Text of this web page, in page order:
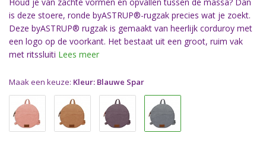
is deze stoere, ronde byASTRUP®-rugzak precies wat je zoekt.
Deze byASTRUP® rugzak is gemaakt van heerlijk corduroy met
een logo op de voorkant. Het bestaat uit een groot, ruim vak
met ritssluiti Lees meer
Maak een keuze: Kleur: Blauwe Spar